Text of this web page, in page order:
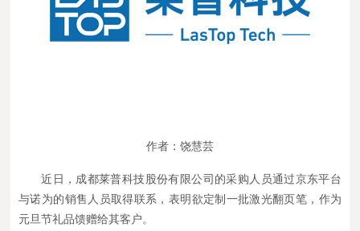
作者：饶慧芸
近日，成都莱普科技股份有限公司的采购人员通过京东平台
与诺为的销售人员取得联系，表明欲定制一批激光翻页笔，作为
元旦节礼品馈赠给其客户。